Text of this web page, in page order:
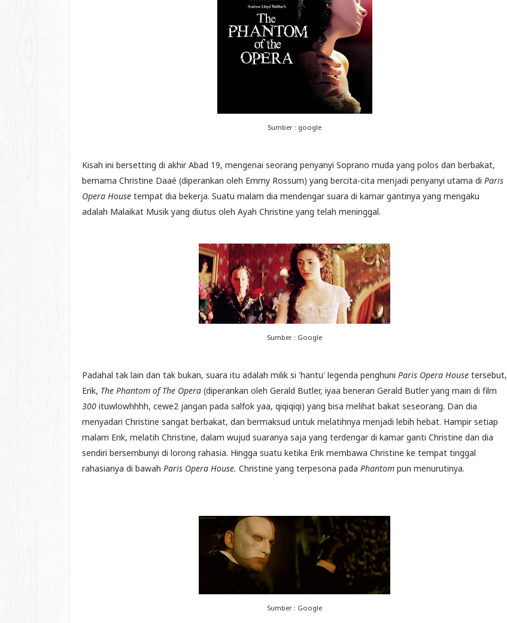
Sumber : google
Kisah ini bersetting di akhir Abad 19, mengenai seorang penyanyi Soprano muda yang polos dan berbakat,
bernama Christine Daaé (diperankan oleh Emmy Rossum) yang bercita-cita menjadi penyanyi utama di Paris
Opera House tempat dia bekerja. Suatu malam dia mendengar suara di kamar gantinya yang mengaku
adalah Malaikat Musik yang diutus oleh Ayah Christine yang telah meninggal.
Sumber : Google
Padahal tak lain dan tak bukan, suara itu adalah milik si 'hantu' legenda penghuni Paris Opera House tersebut,
Erik, The Phantom of The Opera (diperankan oleh Gerald Butler, iyaa beneran Gerald Butler yang main di film
300 ituwlowhhhh, cewe2 jangan pada salfok yaa, qiqiqiqi) yang bisa melihat bakat seseorang. Dan dia
menyadari Christine sangat berbakat, dan bermaksud untuk melatihnya menjadi lebih hebat. Hampir setiap
malam Erik, melatih Christine, dalam wujud suaranya saja yang terdengar di kamar ganti Christine dan dia
sendiri bersembunyi di lorong rahasia. Hingga suatu ketika Erik membawa Christine ke tempat tinggal
rahasianya di bawah Paris Opera House. Christine yang terpesona pada Phantom pun menurutinya.
Sumber : Google